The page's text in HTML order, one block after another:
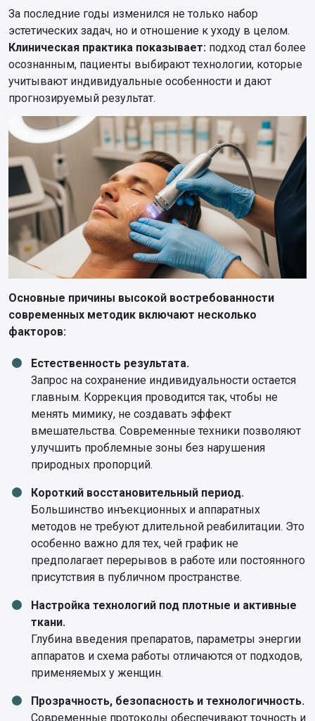
За последние годы изменился не только набор
эстетических задач, но и отношение к уходу в целом.
Клиническая практика показывает: подход стал более
осознанным, пациенты выбирают технологии, которые
учитывают индивидуальные особенности и дают
прогнозируемый результат.
Основные причины высокой востребованности
современных методик включают несколько
факторов:
Естественность результата.
Запрос на сохранение индивидуальности остается
главным. Коррекция проводится так, чтобы не
менять мимику, не создавать эффект
вмешательства. Современные техники позволяют
улучшить проблемные зоны без нарушения
природных пропорций.
Короткий восстановительный период.
Большинство инъекционных и аппаратных
методов не требуют длительной реабилитации. Это
особенно важно для тех, чей график не
предполагает перерывов в работе или постоянного
присутствия в публичном пространстве.
Настройка технологий под плотные и активные
ткани.
Глубина введения препаратов, параметры энергии
аппаратов и схема работы отличаются от подходов,
применяемых у женщин.
Прозрачность, безопасность и технологичность.
Современные протоколы обеспечивают точность и